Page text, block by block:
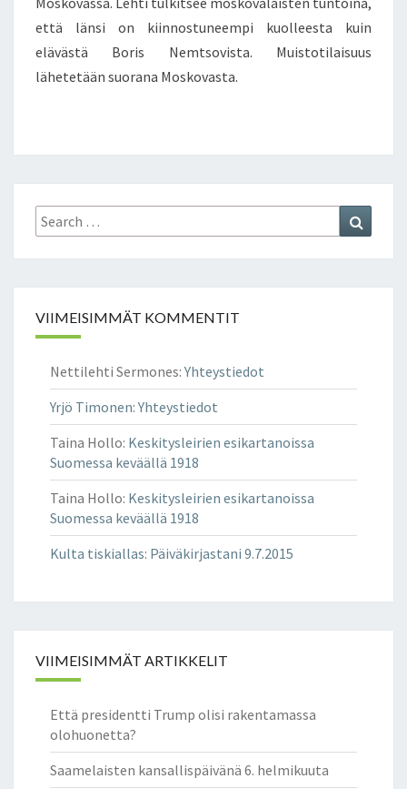
B
O
R
I
M
V
I
U
T
O
T
I
I
U
U
O
R
A
A
A
että länsi on kiinnostuneempi kuolleesta kuin
elävästä Boris Nemtsovista. Muistotilaisuus
lähetetään suorana Moskovasta.
Search
for:
VIIMEISIMMÄT KOMMENTIT
Nettilehti Sermones:Yhteystiedot
Yrjö Timonen:Yhteystiedot
Taina Hollo: Keskitysleirien esikartanoissa
Suomessa keväällä 1918
Taina Hollo: Keskitysleirien esikartanoissa
Suomessa keväällä 1918
Kulta tiskiallas: Päiväkirjastani 9.7.2015
VIIMEISIMMÄT ARTIKKELIT
Että presidentti Trump olisi rakentamassa
olohuonetta?
Saamelaisten kansallispäivänä 6. helmikuuta